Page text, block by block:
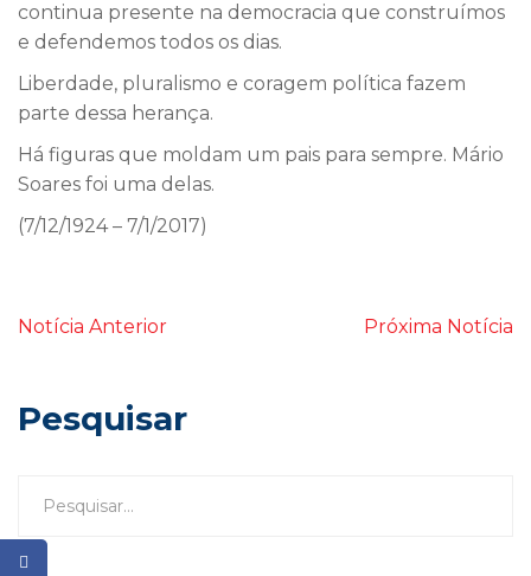
continua presente na democracia que construímos
e defendemos todos os dias.
Liberdade, pluralismo e coragem política fazem
parte dessa herança.
Há figuras que moldam um pais para sempre. Mário
Soares foi uma delas.
(7/12/1924 – 7/1/2017)
Notícia Anterior Próxima Notícia
Pesquisar